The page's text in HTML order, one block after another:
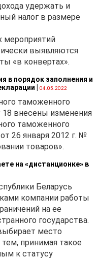
удержать и
налог в размере
мероприятий
выявляются
«в конвертах».
в порядок заполнения и
04.05.2022
таможенного
18 внесены изменения
таможенного
26 января 2012 г. №
товаров».
на «дистанционке» в
Беларусь
компании работы
на ее
государства.
место
принимая такое
к статусу